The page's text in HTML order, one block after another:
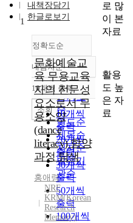
내책장담기
한글로보기
정확도순
정확도
순
인기도
순
연도순
제목순
저자순
발행기
관순
내림차순
내림차순
10개씩 출력
10개씩
출력
20개씩
출력
30개씩
출력
50개씩
출력
100개씩
조회
1
문화예술교
육 무용교육
자의 전문성
요소로서 무
용소양
(dance
literacy) 함양
과정 탐색
홍애령
NRF
KRM(Korean
Research
Memory)
로 많
이 본
자료
활용
도 높
은 자
료